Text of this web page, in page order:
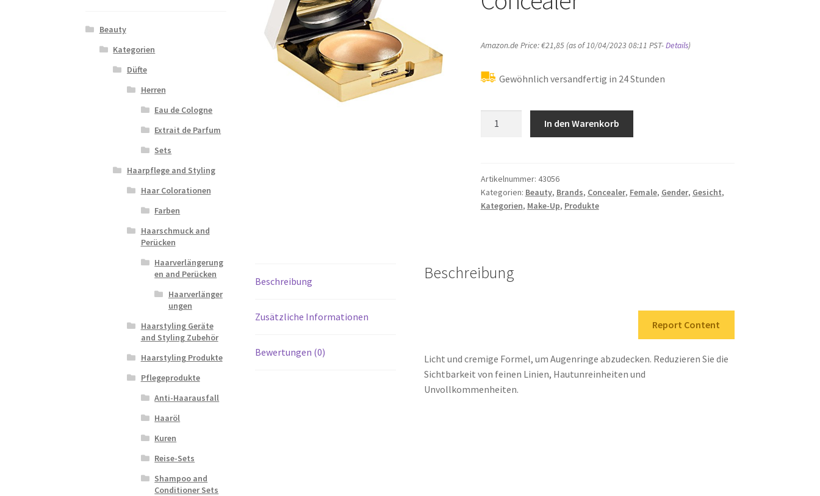
Amazon.de Price:€21,85(as of 10/04/2023 08:11 PST-Details)
Gewöhnlich versandfertig in 24 Stunden
Maximum
Coverage
Concealer
In den Warenkorb
Artikelnummer: 43056
Kategorien: Beauty, Brands, Concealer, Female, Gender, Gesicht,
Kategorien, Make-Up, Produkte
Beschreibung
Zusätzliche Informationen
Bewertungen (0)
Beschreibung
Report Content
Licht und cremige Formel, um Augenringe abzudecken. Reduzieren Sie die
Sichtbarkeit von feinen Linien, Hautunreinheiten und
Unvollkommenheiten.
Beauty
Kategorien
Düfte
Herren
Eau de Cologne
Extrait de Parfum
Sets
Haarpflege and Styling
Haar Colorationen
Farben
Haarschmuck and
Perücken
Haarverlängerung
en and Perücken
Haarverlänger
ungen
Haarstyling Geräte
and Styling Zubehör
Haarstyling Produkte
Pflegeprodukte
Anti-Haarausfall
Haaröl
Kuren
Reise-Sets
Shampoo and
Conditioner Sets